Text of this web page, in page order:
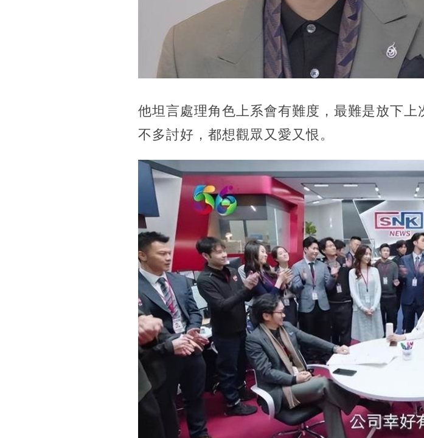
他坦言處理角色上系會有難度，最難是放下
不多討好，都想觀眾又愛又恨。